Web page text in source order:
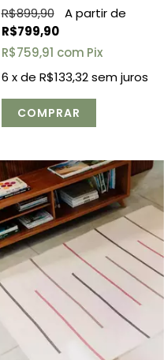
R$899,90
R$799,90
R$759,91 com Pix
6 x de R$133,32 sem juros
COMPRAR